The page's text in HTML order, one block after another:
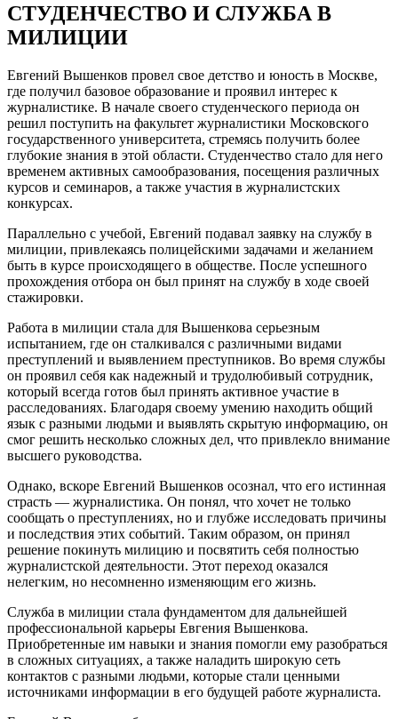
СТУДЕНЧЕСТВО И СЛУЖБА В
МИЛИЦИИ
Евгений Вышенков провел свое детство и юность в Москве,
где получил базовое образование и проявил интерес к
журналистике. В начале своего студенческого периода он
решил поступить на факультет журналистики Московского
государственного университета, стремясь получить более
глубокие знания в этой области. Студенчество стало для него
временем активных самообразования, посещения различных
курсов и семинаров, а также участия в журналистских
конкурсах.
Параллельно с учебой, Евгений подавал заявку на службу в
милиции, привлекаясь полицейскими задачами и желанием
быть в курсе происходящего в обществе. После успешного
прохождения отбора он был принят на службу в ходе своей
стажировки.
Работа в милиции стала для Вышенкова серьезным
испытанием, где он сталкивался с различными видами
преступлений и выявлением преступников. Во время службы
он проявил себя как надежный и трудолюбивый сотрудник,
который всегда готов был принять активное участие в
расследованиях. Благодаря своему умению находить общий
язык с разными людьми и выявлять скрытую информацию, он
смог решить несколько сложных дел, что привлекло внимание
высшего руководства.
Однако, вскоре Евгений Вышенков осознал, что его истинная
страсть — журналистика. Он понял, что хочет не только
сообщать о преступлениях, но и глубже исследовать причины
и последствия этих событий. Таким образом, он принял
решение покинуть милицию и посвятить себя полностью
журналистской деятельности. Этот переход оказался
нелегким, но несомненно изменяющим его жизнь.
Служба в милиции стала фундаментом для дальнейшей
профессиональной карьеры Евгения Вышенкова.
Приобретенные им навыки и знания помогли ему разобраться
в сложных ситуациях, а также наладить широкую сеть
контактов с разными людьми, которые стали ценными
источниками информации в его будущей работе журналиста.